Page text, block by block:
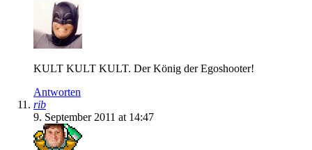
KULT KULT KULT. Der König der Egoshooter!
Antworten
rib
9. September 2011 at 14:47